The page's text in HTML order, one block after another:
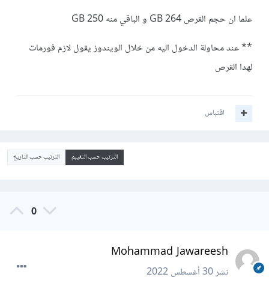
علما ان حجم القرص 264 GB و الباقي منه 250 GB
** عند محاولة الدخول اليه من خلال الويندوز يقول لازم فورمات
لهدا القرص
اقتباس
الترتيب حسب التقييم الترتيب حسب التاريخ
0
Mohammad Jawareesh
نشر30 أغسطس 2022